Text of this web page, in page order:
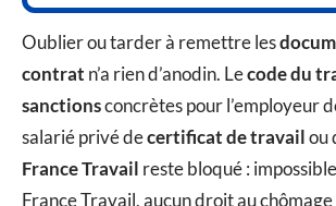
Oublier ou tarder à remettre les
contrat n’a rien d’anodin. Lecode du
sanctionsconcrètes pour l’employeur
salarié privé decertificat de travailou
France Travail reste bloqué :
France Travail, aucun droit au chômage